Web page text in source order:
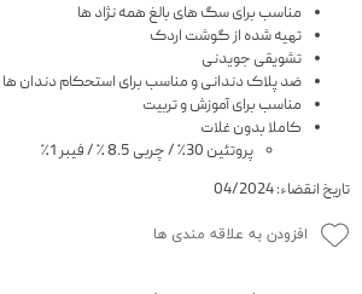
مناسب برای سگ های بالغ همه نژاد ها
تهیه شده از گوشت اردک
تشویقی جویدنی
ضد پلاک دندانی و مناسب برای استحکام دندان ها
مناسب برای آموزش و تربیت
کاملا بدون غلات
پروتئین 30٪ / چربی 8.5 ٪‌ / فیبر 1٪
تاریخ انقضاء: 04/2024
افزودن به علاقه مندی ها